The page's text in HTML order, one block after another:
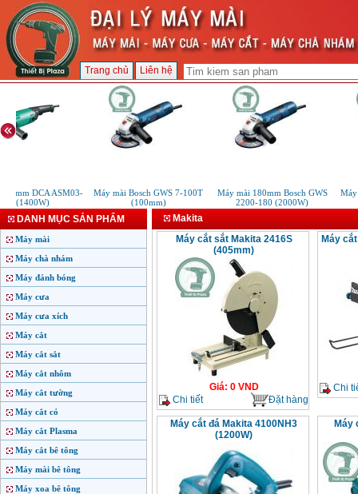
Trang chủ Liên hệ
DCA ASM03-
(1400W)
Máy mài Bosch GWS 7-100T
(100mm)
Máy mài 180mm Bosch GWS
2200-180 (2000W)
Máy
DANH MỤC SẢN PHẨM
Máy mài
Máy chà nhám
Máy đánh bóng
Máy cưa
Máy cưa xích
Máy cắt
Máy cắt sắt
Máy cắt nhôm
Máy cắt tường
Máy cắt cỏ
Máy cắt Plasma
Máy cắt bê tông
Máy mài bê tông
Máy xoa bê tông
Makita
Máy cắt sắt Makita 2416S
(405mm)
Giá: 0VND
Chi tiết
Đặt hàng
Máy
Chi
Máy cắt đá Makita 4100NH3
(1200W)
Máy